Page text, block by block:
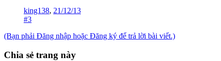
king138, 21/12/13
#3
(Bạn phải Đăng nhập hoặc Đăng ký để trả lời bài viết.)
Chia sẻ trang này